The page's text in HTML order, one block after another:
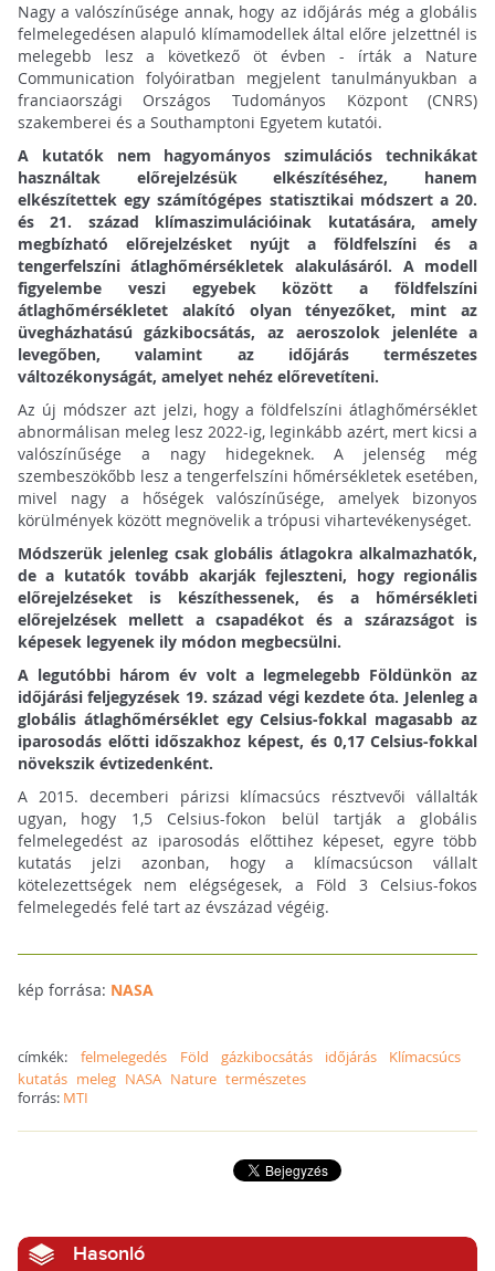
Nagy a valószínűsége annak, hogy az időjárás még a globális
felmelegedésen alapuló klímamodellek által előre jelzettnél is
melegebb lesz a következő öt évben - írták a Nature
Communication folyóiratban megjelent tanulmányukban a
franciaországi Országos Tudományos Központ (CNRS)
szakemberei és a Southamptoni Egyetem kutatói.
A kutatók nem hagyományos szimulációs technikákat
használtak előrejelzésük elkészítéséhez, hanem
elkészítettek egy számítógépes statisztikai módszert a 20.
és 21. század klímaszimulációinak kutatására, amely
megbízható előrejelzésket nyújt a földfelszíni és a
tengerfelszíni átlaghőmérsékletek alakulásáról. A modell
figyelembe veszi egyebek között a földfelszíni
átlaghőmérsékletet alakító olyan tényezőket, mint az
üvegházhatású gázkibocsátás, az aeroszolok jelenléte a
levegőben, valamint az időjárás természetes
változékonyságát, amelyet nehéz előrevetíteni.
Az új módszer azt jelzi, hogy a földfelszíni átlaghőmérséklet
abnormálisan meleg lesz 2022-ig, leginkább azért, mert kicsi a
valószínűsége a nagy hidegeknek. A jelenség még
szembeszökőbb lesz a tengerfelszíni hőmérsékletek esetében,
mivel nagy a hőségek valószínűsége, amelyek bizonyos
körülmények között megnövelik a trópusi vihartevékenységet.
Módszerük jelenleg csak globális átlagokra alkalmazhatók,
de a kutatók tovább akarják fejleszteni, hogy regionális
előrejelzéseket is készíthessenek, és a hőmérsékleti
előrejelzések mellett a csapadékot és a szárazságot is
képesek legyenek ily módon megbecsülni.
A legutóbbi három év volt a legmelegebb Földünkön az
időjárási feljegyzések 19. század végi kezdete óta. Jelenleg a
globális átlaghőmérséklet egy Celsius-fokkal magasabb az
iparosodás előtti időszakhoz képest, és 0,17 Celsius-fokkal
növekszik évtizedenként.
A 2015. decemberi párizsi klímacsúcs résztvevői vállalták
ugyan, hogy 1,5 Celsius-fokon belül tartják a globális
felmelegedést az iparosodás előttihez képeset, egyre több
kutatás jelzi azonban, hogy a klímacsúcson vállalt
kötelezettségek nem elégségesek, a Föld 3 Celsius-fokos
felmelegedés felé tart az évszázad végéig.
kép forrása: NASA
címkék:felmelegedés Föld gázkibocsátás időjárás
Klímacsúcs
kutatás meleg NASA Nature természetes
forrás: MTI
Hasonló